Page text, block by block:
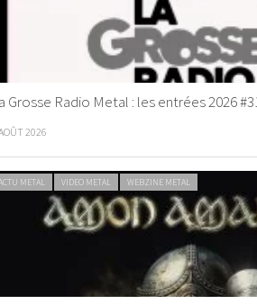
Grosse Radio Metal : les entrées 2026
2026
METAL VIDEO METAL WEBZINE METAL